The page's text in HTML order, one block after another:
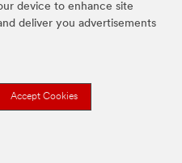
device to enhance site
deliver you advertisements
Accept Cookies